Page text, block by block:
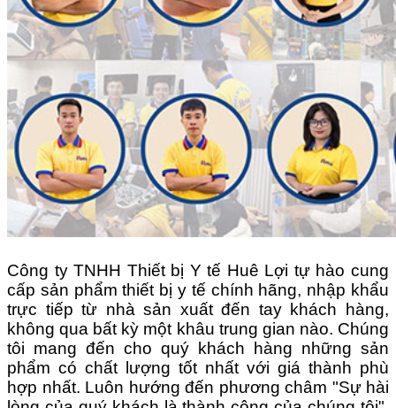
Công ty TNHH Thiết bị Y tế Huê Lợi tự hào cung
cấp sản phẩm thiết bị y tế chính hãng, nhập khẩu
trực tiếp từ nhà sản xuất đến tay khách hàng,
không qua bất kỳ một khâu trung gian nào. Chúng
tôi mang đến cho quý khách hàng những sản
phẩm có chất lượng tốt nhất với giá thành phù
hợp nhất. Luôn hướng đến phương châm "Sự hài